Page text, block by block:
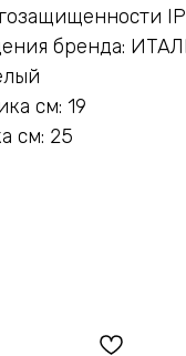
бренда:
см: 19
см: 25